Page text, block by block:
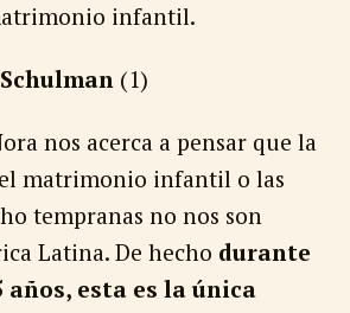
infantil.
(1)
nos acerca a pensar que la
matrimonio infantil o las
tempranas no nos son
Latina. De hecho durante
esta es la única